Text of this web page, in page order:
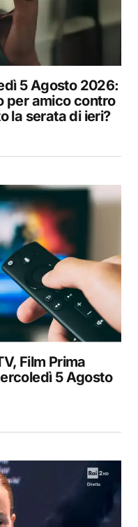
5 Agosto 2026:
per amico contro
la serata di ieri?
Film Prima
5 Agosto